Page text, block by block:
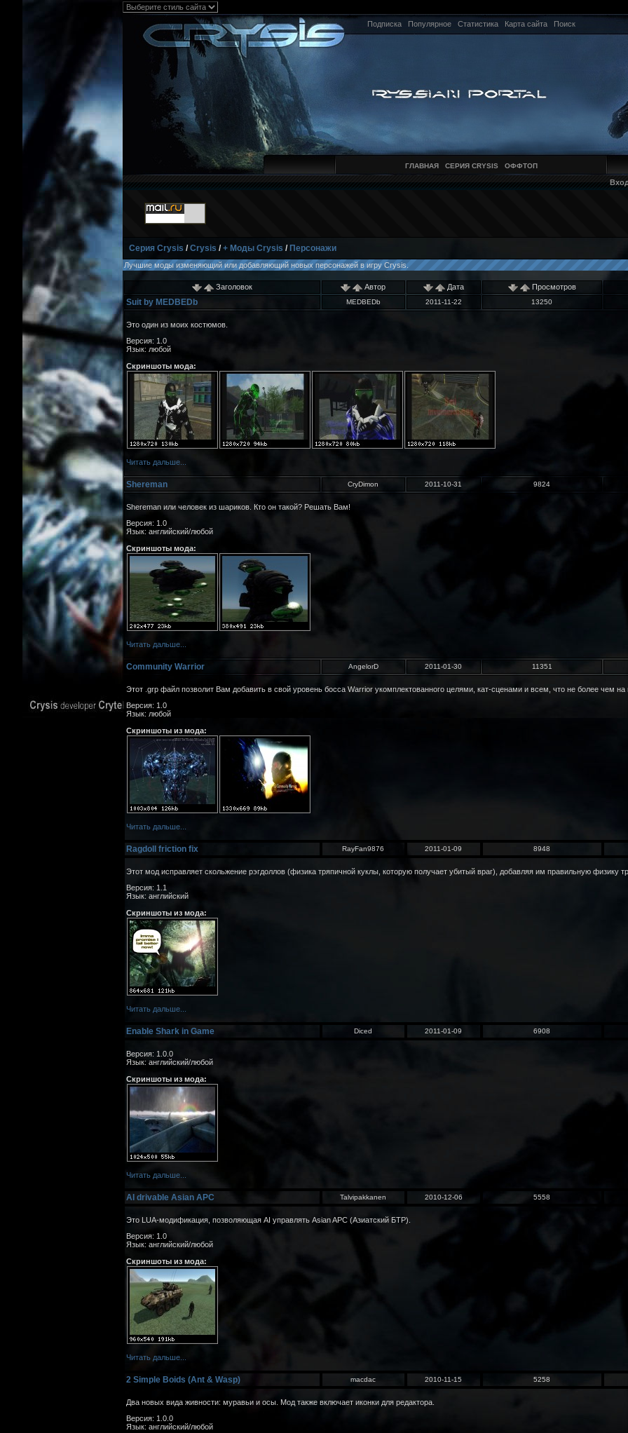
Подписка Популярное Статистика Карта сайта Поиск
ГЛАВНАЯ СЕРИЯ CRYSIS ОФФТОП
Серия Crysis /Crysis /+ Моды Crysis / Персонажи
Лучшие моды изменяющий или добавляющий новых персонажей в игру Crysis.
Заголовок Автор Дата Просмотров
Suit by MEDBEDb MEDBEDb 2011-11-22 13250
Это один из моих костюмов.
Версия: 1.0
Язык: любой
Скриншоты мода:
Читать дальше...
Shereman CryDimon 2011-10-31 9824
Shereman или человек из шариков. Кто он такой? Решать Вам!
Версия: 1.0
Язык: английский/любой
Скриншоты мода:
Читать дальше...
Community Warrior AngelorD 2011-01-30 11351
Этот .grp файл позволит Вам добавить в свой уровень босса Warrior укомплектованного целями, кат-сценами и всем, что не более чем на
Версия: 1.0
Язык: любой
Скриншоты из мода:
Читать дальше...
Ragdoll friction fix RayFan9876 2011-01-09 8948
Этот мод исправляет скольжение рэгдоллов (физика тряпичной куклы, которую получает убитый враг), добавляя им правильную физику
Версия: 1.1
Язык: английский
Скриншоты из мода:
Читать дальше...
Enable Shark in Game Diced 2011-01-09 6908
Версия: 1.0.0
Язык: английский/любой
Скриншоты из мода:
Читать дальше...
AI drivable Asian APC Talvipakkanen 2010-12-06 5558
Это LUA-модификация, позволяющая AI управлять Asian APC (Азиатский БТР).
Версия: 1.0
Язык: английский/любой
Скриншоты из мода:
Читать дальше...
2 Simple Boids (Ant & Wasp) macdac 2010-11-15 5258
Два новых вида живности: муравьи и осы. Мод также включает иконки для редактора.
Версия: 1.0.0
Язык: английский/любой